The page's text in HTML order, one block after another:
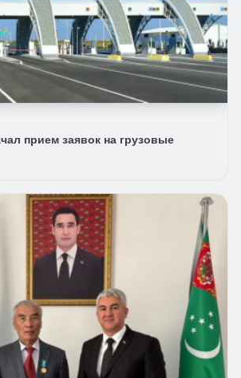
прием заявок на грузовые